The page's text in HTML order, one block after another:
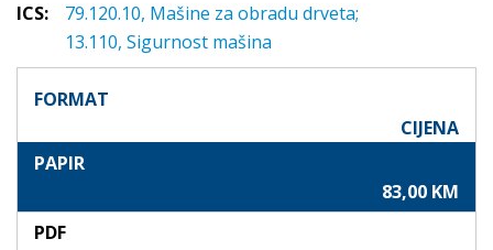
ICS:
79.120.10, Mašine za obradu drveta;
13.110, Sigurnost mašina
FORMAT
CIJENA
PAPIR
83,00 KM
PDF